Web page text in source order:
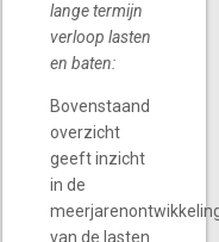
lange termijn
verloop lasten
en baten:
Bovenstaand
overzicht
geeft inzicht
in de
van de lasten